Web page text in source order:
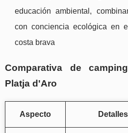
educación ambiental,
con conciencia ecológica en
costa brava
Comparativa de
Platja d'Aro
Aspecto